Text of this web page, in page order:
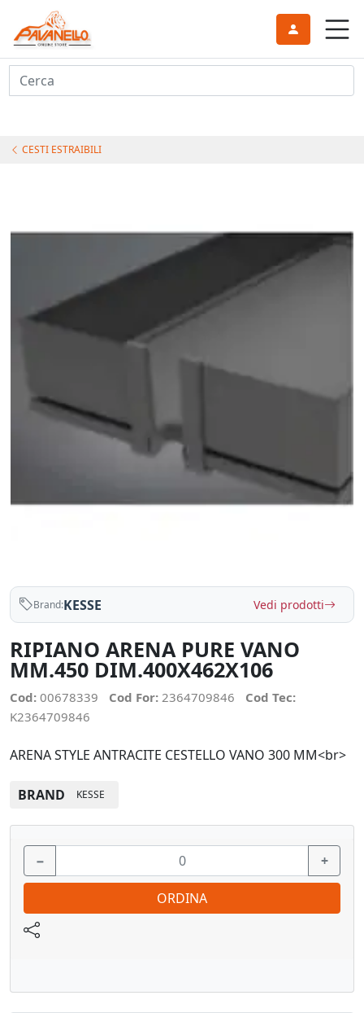
Cerca
CESTI ESTRAIBILI
Brand:KESSE Vedi prodotti
RIPIANO ARENA PURE VANO
MM.450 DIM.400X462X106
Cod: 00678339 Cod For: 2364709846
Cod Tec:
K2364709846
ARENA STYLE ANTRACITE CESTELLO VANO 300 MM<br>
BRAND KESSE
− +
ORDINA